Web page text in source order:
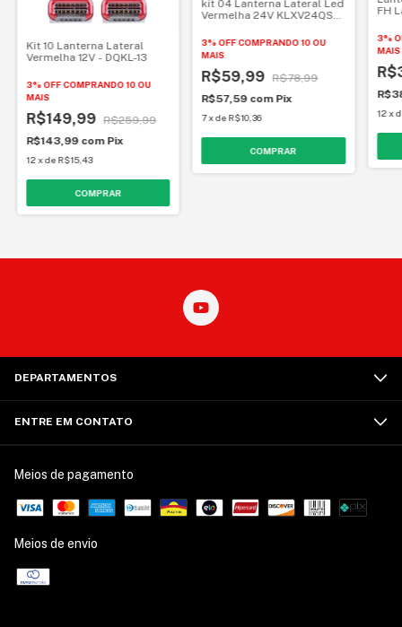
Kit 10 Lanterna Lateral
Vermelha 12V - DQKL-13
3% OFFCOMPRANDO 10 OU
MAIS
R$149,99 R$259,99
R$143,99 com Pix
12xdeR$15,43
kit 04 Lanterna Lateral Led
Vermelha 24V KLXV24QSD-
3% OFFCOMPRANDO 10 OU
MAIS
R$59,99
R$78,99
R$57,59 com Pix
7xdeR$10,36
FH
3%
MAIS
12x
DEPARTAMENTOS
ENTRE EM CONTATO
Meios de pagamento
Meios de envio